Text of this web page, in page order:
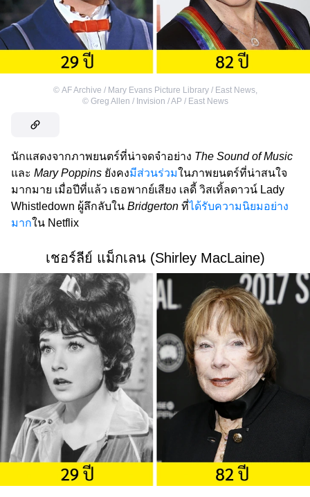
© AF Archive / Mary Evans Picture Library / East News,
© Greg Allen / Invision / AP / East News
นักแสดงจากภาพยนตร์ที่น่าจดจำอย่าง The Sound of Music
และ Mary Poppins ยังคงมีส่วนร่วมในภาพยนตร์ที่น่าสนใจ
มากมาย เมื่อปีที่แล้ว เธอพากย์เสียง เลดี้ วิสเทิ้ลดาวน์ Lady
Whistledown ผู้ลึกลับใน Bridgerton ที่ได้รับความนิยมอย่าง
มากใน Netflix
เชอร์ลีย์ แม็กเลน (Shirley MacLaine)